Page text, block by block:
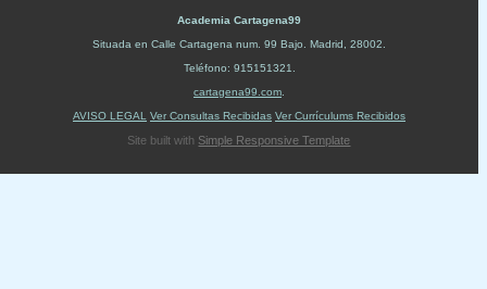
Academia Cartagena99
Situada en Calle Cartagena num. 99 Bajo Madrid 28002
Teléfono: 915151321
cartagena99.com
AVISO LEGAL
Ver Consultas Recibidas Ver Currículums Recibidos
Site built with Simple Responsive Template